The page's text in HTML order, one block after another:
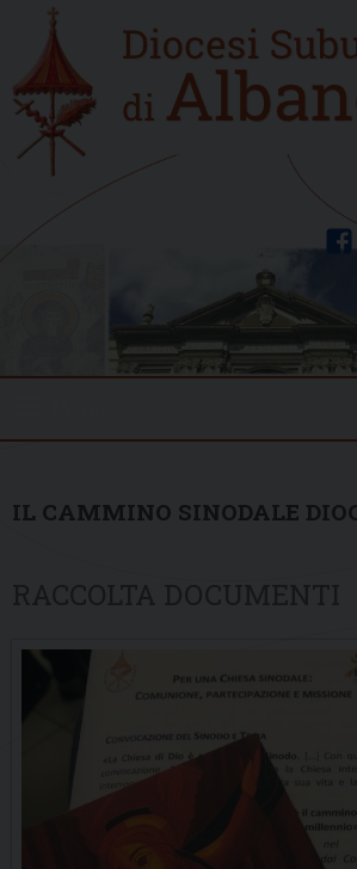
content
Home
new
IL CAMMINO SINODALE